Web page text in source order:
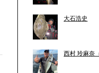
大石浩史
西村 玲麻奈